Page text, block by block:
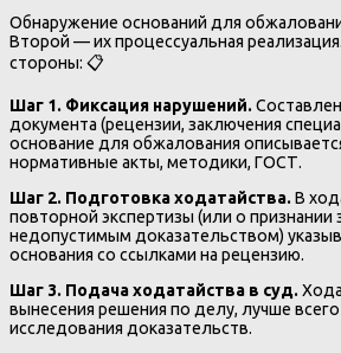
Обнаружение оснований для
Второй — их процессуальная
стороны: 📋
Шаг 1. Фиксация нарушений.
документа (рецензии, заключения
основание для обжалования
нормативные акты, методики, ГОСТ.
Шаг 2. Подготовка ходатайства.В
повторной экспертизы (или о признании
недопустимым доказательством)
основания со ссылками на рецензию.
Шаг 3. Подача ходатайства в суд.
вынесения решения по делу, лучше
исследования доказательств.